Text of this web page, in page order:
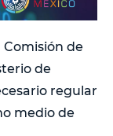
Comisión de
de
regular
medio de